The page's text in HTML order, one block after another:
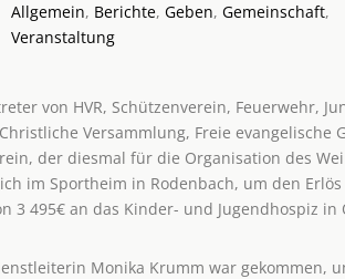
Allgemein, Berichte, Geben, Gemeinschaft,
Veranstaltung
von HVR, Schützenverein, Feuerwehr,
Versammlung, Freie evangelische
der diesmal für die Organisation des
im Sportheim in Rodenbach, um den
3 495€ an das Kinder- und Jugendhospiz
Monika Krumm war gekommen,